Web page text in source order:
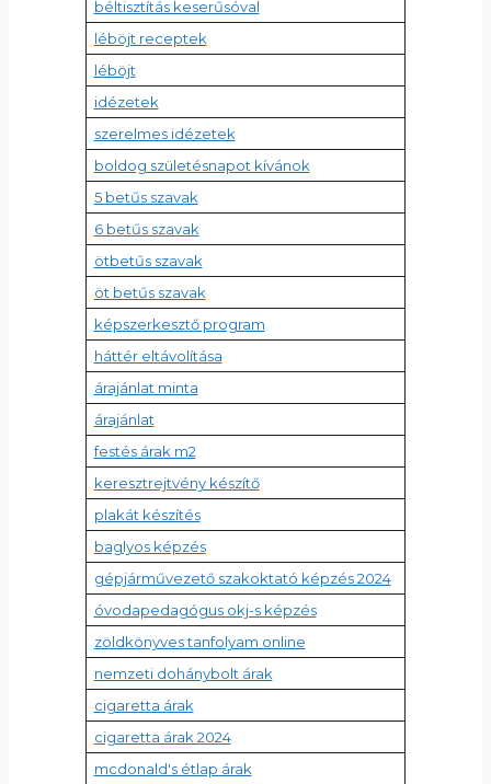
béltisztítás keserűsóval
léböjt receptek
léböjt
idézetek
szerelmes idézetek
boldog születésnapot kívánok
5 betűs szavak
6 betűs szavak
ötbetűs szavak
öt betűs szavak
képszerkesztő program
háttér eltávolítása
árajánlat minta
árajánlat
festés árak m2
keresztrejtvény készítő
plakát készítés
baglyos képzés
gépjárművezető szakoktató képzés 2024
óvodapedagógus okj-s képzés
zöldkönyves tanfolyam online
nemzeti dohánybolt árak
cigaretta árak
cigaretta árak 2024
mcdonald's étlap árak